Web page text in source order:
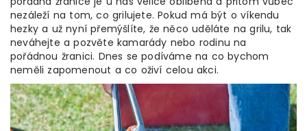
nezáleží na tom, co grilujete. Pokud má být o víkendu
hezky a už nyní přemýšlíte, že něco uděláte na grilu, tak
neváhejte a pozvěte kamarády nebo rodinu na
pořádnou žranici. Dnes se podíváme na co bychom
neměli zapomenout a co oživí celou akci.